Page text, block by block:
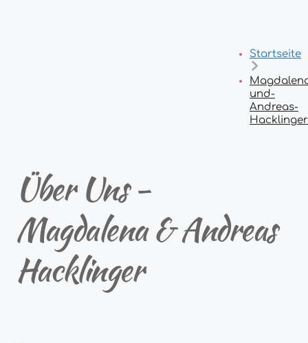
Startseite
und-
Andreas-
Hacklinger
Über Uns -
Magdalena & Andreas
Hacklinger